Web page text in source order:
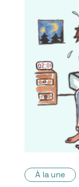
La medicina
soluciones
Esto se
las causas
intestino y
un
efectos
À la une